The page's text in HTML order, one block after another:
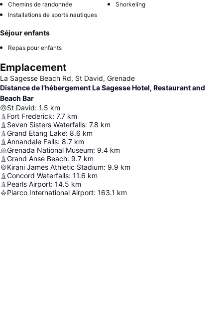
Chemins de randonnée
Snorkeling
Installations de sports nautiques
Séjour enfants
Repas pour enfants
Emplacement
La Sagesse Beach Rd, St David, Grenade
Distance de l’hébergement La Sagesse Hotel, Restaurant and
Beach Bar
St David: 1.5 km
Fort Frederick: 7.7 km
Seven Sisters Waterfalls: 7.8 km
Grand Etang Lake: 8.6 km
Annandale Falls: 8.7 km
Grenada National Museum: 9.4 km
Grand Anse Beach: 9.7 km
Kirani James Athletic Stadium: 9.9 km
Concord Waterfalls: 11.6 km
Pearls Airport: 14.5 km
Piarco International Airport: 163.1 km